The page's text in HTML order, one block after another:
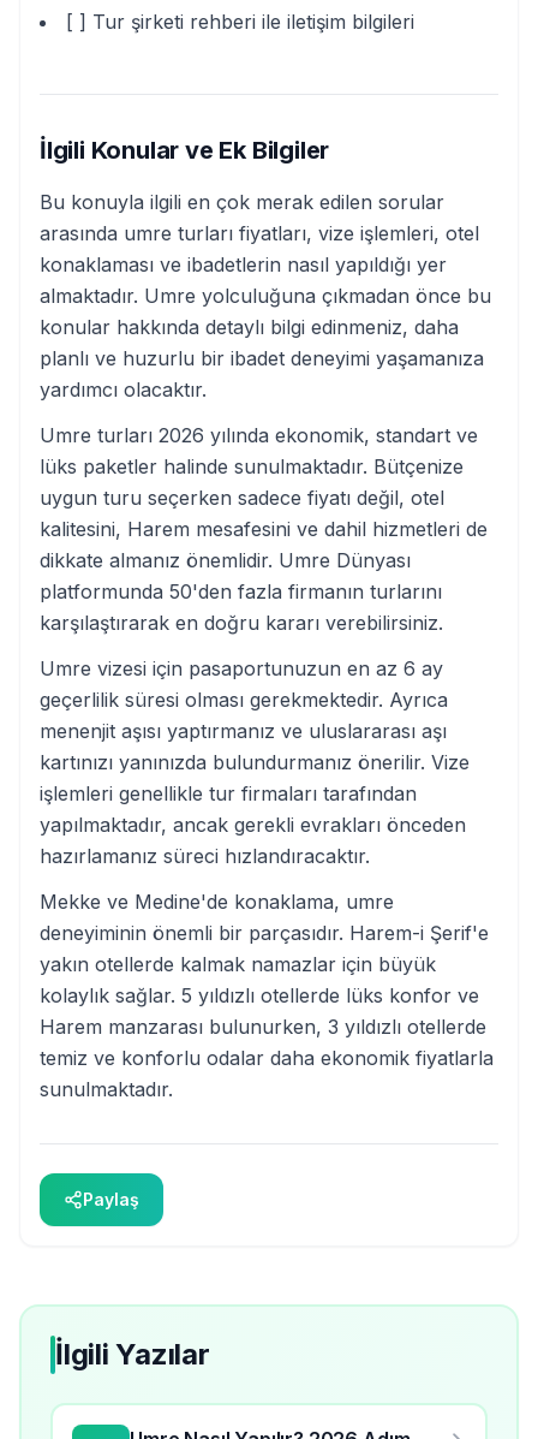
[ ] Tur şirketi rehberi ile iletişim bilgileri
İlgili Konular ve Ek Bilgiler
Bu konuyla ilgili en çok merak edilen sorular
arasında umre turları fiyatları, vize işlemleri, otel
konaklaması ve ibadetlerin nasıl yapıldığı yer
almaktadır. Umre yolculuğuna çıkmadan önce bu
konular hakkında detaylı bilgi edinmeniz, daha
planlı ve huzurlu bir ibadet deneyimi yaşamanıza
yardımcı olacaktır.
Umre turları 2026 yılında ekonomik, standart ve
lüks paketler halinde sunulmaktadır. Bütçenize
uygun turu seçerken sadece fiyatı değil, otel
kalitesini, Harem mesafesini ve dahil hizmetleri de
dikkate almanız önemlidir. Umre Dünyası
platformunda 50'den fazla firmanın turlarını
karşılaştırarak en doğru kararı verebilirsiniz.
Umre vizesi için pasaportunuzun en az 6 ay
geçerlilik süresi olması gerekmektedir. Ayrıca
menenjit aşısı yaptırmanız ve uluslararası aşı
kartınızı yanınızda bulundurmanız önerilir. Vize
işlemleri genellikle tur firmaları tarafından
yapılmaktadır, ancak gerekli evrakları önceden
hazırlamanız süreci hızlandıracaktır.
Mekke ve Medine'de konaklama, umre
deneyiminin önemli bir parçasıdır. Harem-i Şerif'e
yakın otellerde kalmak namazlar için büyük
kolaylık sağlar. 5 yıldızlı otellerde lüks konfor ve
Harem manzarası bulunurken, 3 yıldızlı otellerde
temiz ve konforlu odalar daha ekonomik fiyatlarla
sunulmaktadır.
Paylaş
İlgili Yazılar